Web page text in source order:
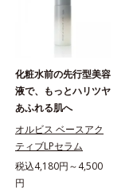
化粧水前の先行型美容
液で、もっとハリツヤ
あふれる肌へ
オルビス ベースアク
ティブLPセラム
税込4,180円～4,500
円